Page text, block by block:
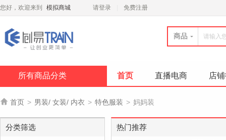
您好，欢迎来到 模拟商城 请登录 免费注册
商品
所有商品分类 首页 直播电商 店
 首页 > 男装/ 女装/ 内衣 > 特色服装 > 妈妈装
分类筛选 热门推荐